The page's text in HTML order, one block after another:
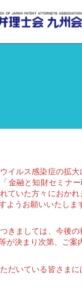
イルス感染症の拡大
金融と知財セミナ
ていた方々におか
ようお願いいたしま
きましては、今後
が決まり次第、ご案
だいている皆さま